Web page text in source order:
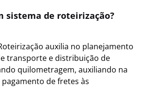
sistema de roteirização?
auxilia no planejamento
transporte e distribuição de
quilometragem, auxiliando na
de fretes às